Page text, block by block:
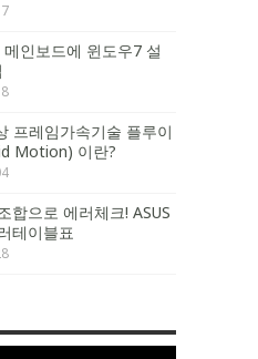
메인보드에 윈도우7 설
프레임가속기술 플루이
Motion) 이란?
합으로 에러체크! ASUS
테이블표